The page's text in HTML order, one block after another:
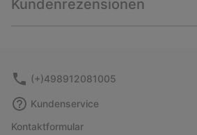
Kundenrezensionen
(+)498912081005
Kundenservice
Kontaktformular